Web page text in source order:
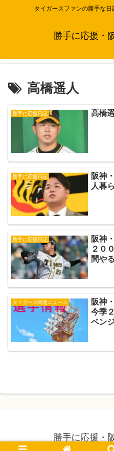
タイガースファンの勝手な
勝手に応援・
高橋遥人
勝手に応援日記 高橋
勝手に応援日記
阪神
人暮
勝手に応援日記
阪神
２０
間や
タイガース関連ニュース
阪神
今季
ベン
勝手に応援・